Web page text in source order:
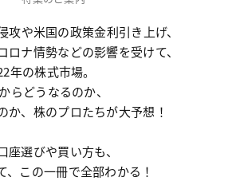
攻や米国の政策金利引き上げ、
ロナ情勢などの影響を受けて、
年の株式市場。
らどうなるのか、
か、株のプロたちが大予想！
選びや買い方も、
、この一冊で全部わかる！